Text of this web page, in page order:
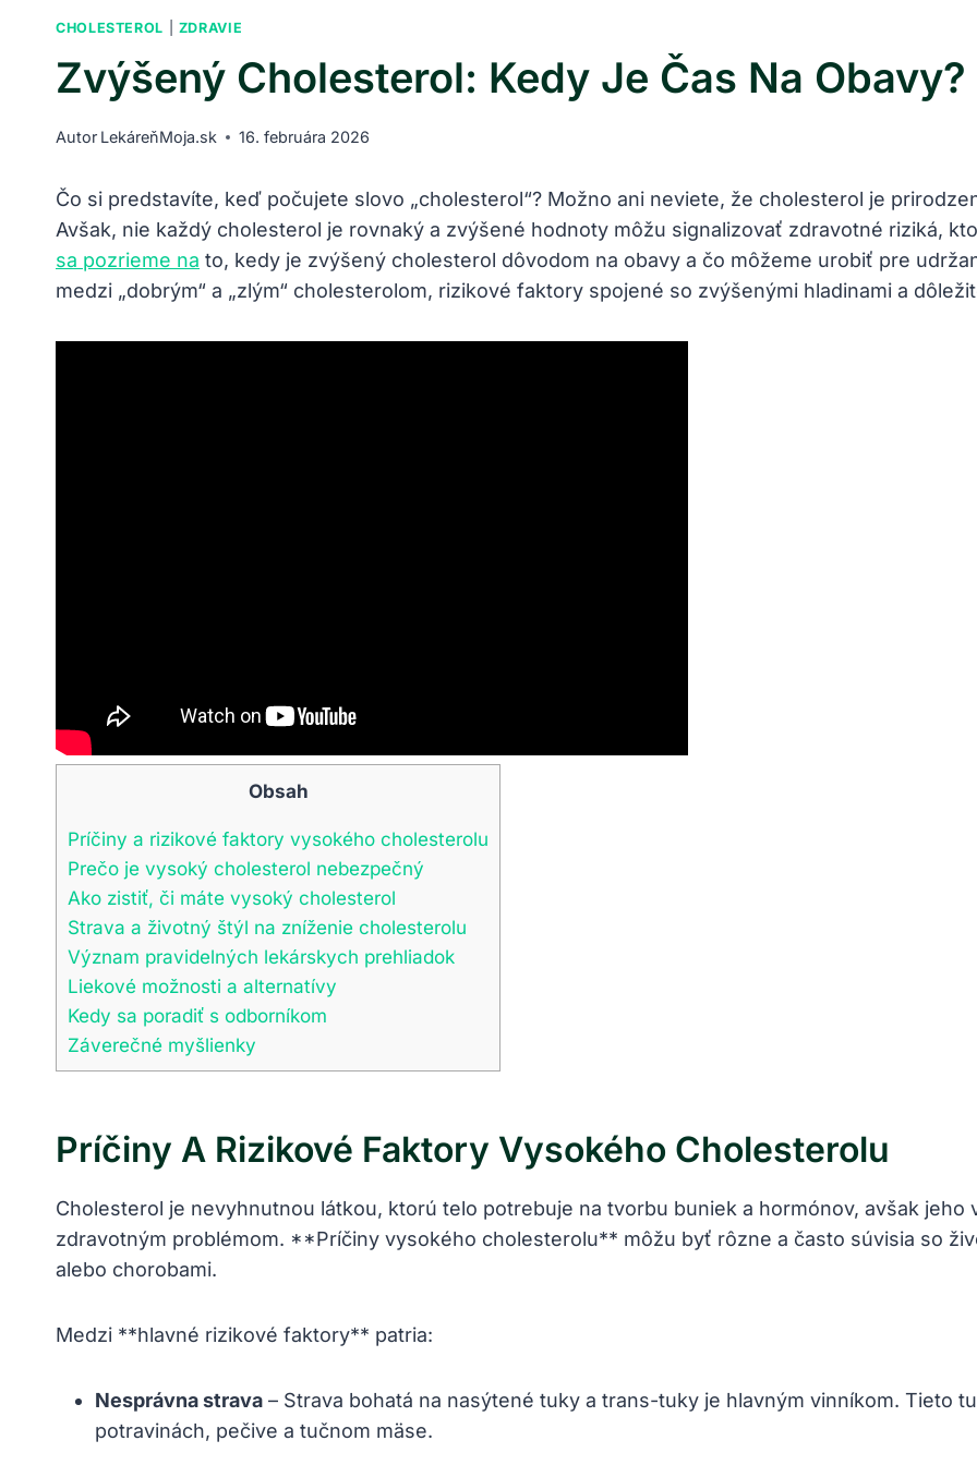
CHOLESTEROL ZDRAVIE
Zvýšený Cholesterol: Kedy Je Čas Na Obavy?
Autor LekáreňMoja.sk 16. februára 2026
Čo si predstavíte, keď počujete slovo „cholesterol“? Možno ani neviete, že cholesterol je
Avšak, nie každý cholesterol je rovnaký a zvýšené hodnoty môžu signalizovať zdravotné riziká,
sa pozrieme na to, kedy je zvýšený cholesterol dôvodom na obavy a čo môžeme urobiť pre
medzi „dobrým“ a „zlým“ cholesterolom, rizikové faktory spojené so zvýšenými hladinami a
Obsah
Príčiny a rizikové faktory vysokého cholesterolu
Prečo je vysoký cholesterol nebezpečný
Ako zistiť, či máte vysoký cholesterol
Strava a životný štýl na zníženie cholesterolu
Význam pravidelných lekárskych prehliadok
Liekové možnosti a alternatívy
Kedy sa poradiť s odborníkom
Záverečné myšlienky
Príčiny A Rizikové Faktory Vysokého Cholesterolu
Cholesterol je nevyhnutnou látkou, ktorú telo potrebuje na tvorbu buniek a hormónov, avšak
zdravotným problémom. **Príčiny vysokého cholesterolu** môžu byť rôzne a často súvisia so
alebo chorobami.
Medzi **hlavné rizikové faktory** patria:
Nesprávna strava – Strava bohatá na nasýtené tuky a trans-tuky je hlavným vinníkom. Tieto
potravinách, pečive a tučnom mäse.